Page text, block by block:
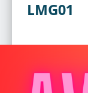
LMG01